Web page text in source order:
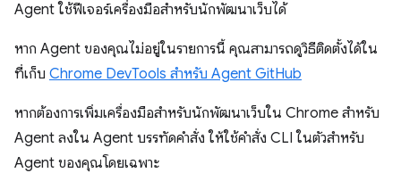
Agent ใช้ฟีเจอร์เครื่องมือสำหรับนักพัฒนาเว็บได้
หาก Agent ของคุณไม่อยู่ในรายการนี้ คุณสามารถดูวิธีติดตั้งได้ใน
ที่เก็บ Chrome DevTools สำหรับ Agent GitHub
หากต้องการเพิ่มเครื่องมือสำหรับนักพัฒนาเว็บใน Chrome สำหรับ
Agent ลงใน Agent บรรทัดคำสั่ง ให้ใช้คำสั่ง CLI ในตัวสำหรับ
Agent ของคุณโดยเฉพาะ